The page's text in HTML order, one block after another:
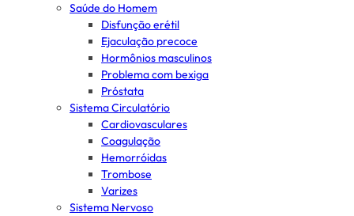
Saúde do Homem
Disfunção erétil
Ejaculação precoce
Hormônios masculinos
Problema com bexiga
Próstata
Sistema Circulatório
Cardiovasculares
Coagulação
Hemorróidas
Trombose
Varizes
Sistema Nervoso